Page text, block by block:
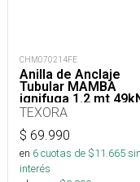
CHM070214FE
Anilla de Anclaje
Tubular MAMBA
ignifuga 1.2 mt
TEXORA
$ 69.990
en 6cuotas de $11.665sin
interés